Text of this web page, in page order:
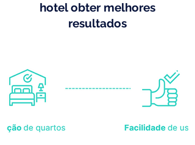
hotel obter melhores
resultados